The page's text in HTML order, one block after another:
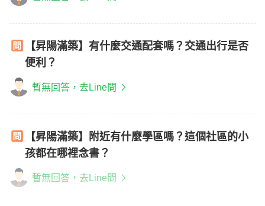
【昇陽滿築】有什麼交通配套嗎？交通出行是否
便利？
暫無回答，去Line問
【昇陽滿築】附近有什麼學區嗎？這個社區的小
孩都在哪裡念書？
暫無回答，去Line問